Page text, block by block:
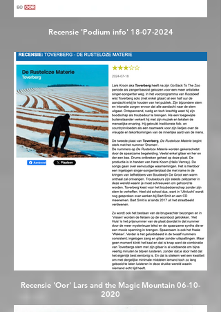
Recensie 'Podium info' 18-07-2024
Recensie 'Oor' Lars and the Magic Mountain 06-10-
2020